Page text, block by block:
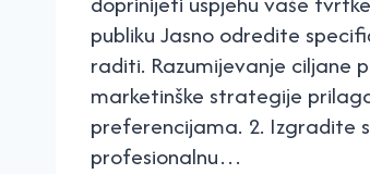
publiku Jasno odredite
raditi. Razumijevanje ciljane
marketinške strategije
preferencijama. 2. Izgradite
profesionalnu…